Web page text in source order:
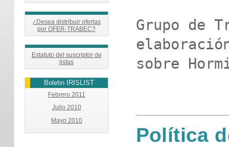
¿Desea distribuir ofertas
por OFER-TRABEC?
Estatuto del suscriptor de
listas
Boletin IRISLIST
Febrero 2011
Julio 2010
Mayo 2010
Grupo de
sobre
Política